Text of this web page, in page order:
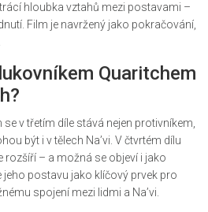
hloubka vztahů mezi postavami –
Film je navržený jako pokračování,
Quaritchem
v třetím díle stává nejen protivníkem,
být i v tělech Na’vi. V čtvrtém dílu
rozšíří – a možná se objeví i jako
jeho postavu jako klíčový prvek pro
spojení mezi lidmi a Na’vi.